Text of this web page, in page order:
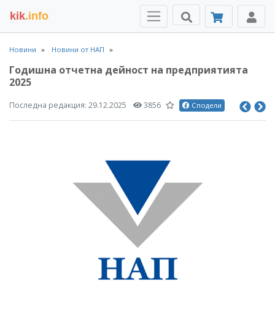
kik.info
Новини Новини от НАП
Годишна отчетна дейност на предприятията
2025
Последна редакция: 29.12.2025 3856 Сподели